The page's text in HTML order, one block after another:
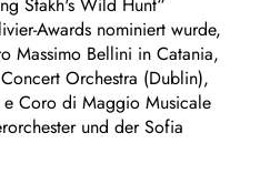
Awards nominiert wurde,
Massimo Bellini in Catania,
Orchestra (Dublin),
Coro di Maggio Musicale
und der Sofia